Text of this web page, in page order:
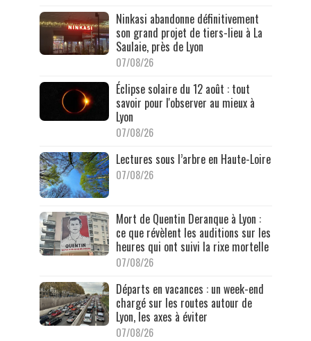
Ninkasi abandonne définitivement
son grand projet de tiers-lieu à La
Saulaie, près de Lyon
07/08/26
Éclipse solaire du 12 août : tout
savoir pour l'observer au mieux à
Lyon
07/08/26
Lectures sous l’arbre en Haute-Loire
07/08/26
Mort de Quentin Deranque à Lyon :
ce que révèlent les auditions sur les
heures qui ont suivi la rixe mortelle
07/08/26
Départs en vacances : un week-end
chargé sur les routes autour de
Lyon, les axes à éviter
07/08/26